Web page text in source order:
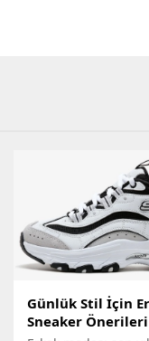
Günlük Stil İçin
Sneaker Önerileri